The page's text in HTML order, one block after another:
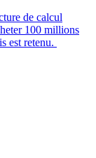
de calcul
100 millions
est retenu.